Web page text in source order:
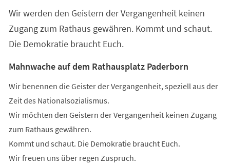
Wir werden den Geistern der Vergangenheit keinen
Zugang zum Rathaus gewähren. Kommt und schaut.
Die Demokratie braucht Euch.
Mahnwache auf dem Rathausplatz Paderborn
Wir benennen die Geister der Vergangenheit, speziell aus der
Zeit des Nationalsozialismus.
Wir möchten den Geistern der Vergangenheit keinen Zugang
zum Rathaus gewähren.
Kommt und schaut. Die Demokratie braucht Euch.
Wir freuen uns über regen Zuspruch.